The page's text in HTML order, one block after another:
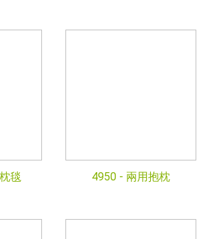
毯 4950 - 兩用抱枕